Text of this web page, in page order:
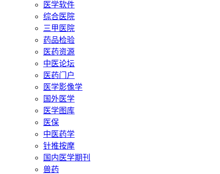
医学软件
综合医院
三甲医院
药品检验
医药资源
中医论坛
医药门户
医学影像学
国外医学
医学图库
医保
中医药学
针推按摩
国内医学期刊
兽药